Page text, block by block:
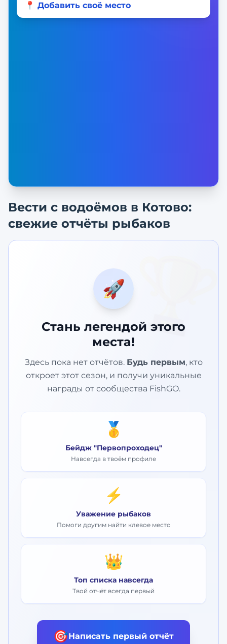
📍 Добавить своё место
Вести с водоёмов в Котово:
свежие отчёты рыбаков
🏆
🚀
Стань легендой этого
места!
Здесь пока нет отчётов. Будь первым, кто
откроет этот сезон, и получи уникальные
награды от сообщества FishGO.
🥇
Бейдж "Первопроходец"
Навсегда в твоём профиле
⚡
Уважение рыбаков
Помоги другим найти клевое место
👑
Топ списка навсегда
Твой отчёт всегда первый
🎯Написать первый отчёт